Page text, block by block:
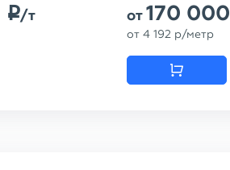
p/т от170 000
от 4 192 p/метр